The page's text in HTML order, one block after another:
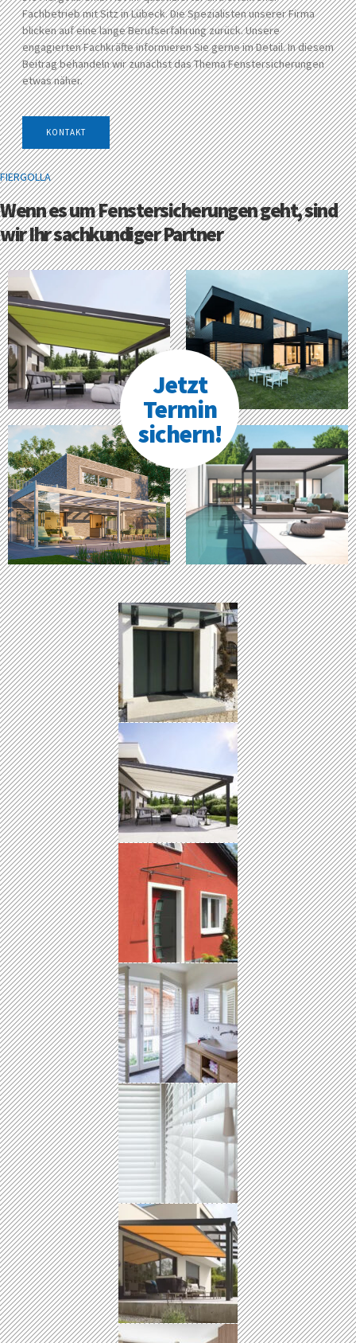
FIERGOLLA
Wenn es um Fenstersicherungen geht, sind
wir Ihr sachkundiger Partner
Jetzt
Termin
sichern!
Fachbetrieb mit Sitz in Lübeck. Die Spezialisten unserer Firma
blicken auf eine lange Berufserfahrung zurück. Unsere
engagierten Fachkräfte informieren Sie gerne im Detail. In diesem
Beitrag behandeln wir zunächst das Thema Fenstersicherungen
etwas näher.
KONTAKT